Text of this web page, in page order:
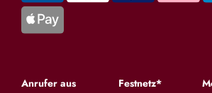
Anrufer aus Festnetz*